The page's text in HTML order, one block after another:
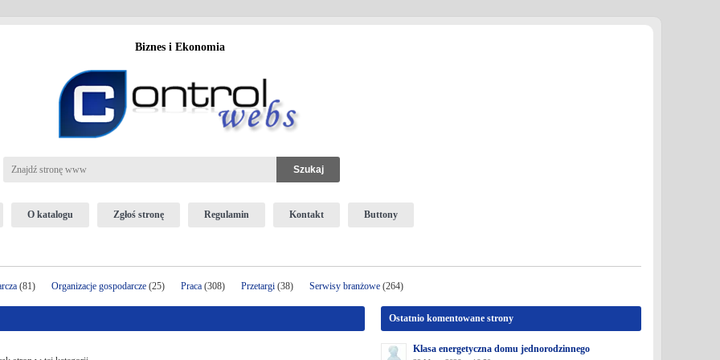
Biznes i Ekonomia
O katalogu Zgłoś stronę Regulamin Kontakt Buttony
(81) Organizacje gospodarcze (25) Praca (308) Przetargi (38) Serwisy branżowe (264)
Ostatnio komentowane strony
Klasa energetyczna domu jednorodzinnego